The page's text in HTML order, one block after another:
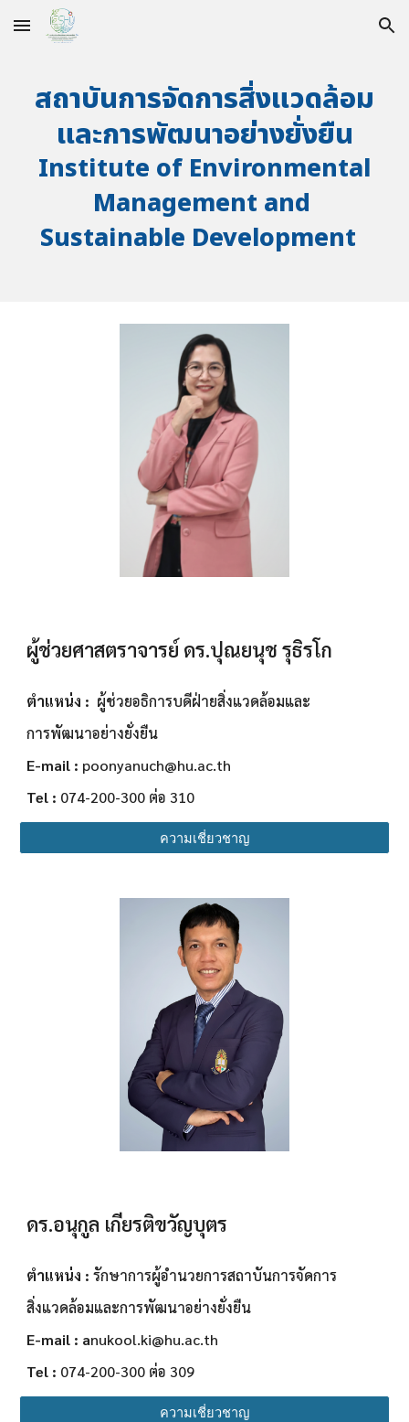
Skip to main content Skip to navigation
สถาบันการจัดการสิ่งแวดล้อม
และการพัฒนาอย่างยั่งยืน
Institute of Environmental
Management and
Sustainable Development
ผู้ช่วยศาสตราจารย์ ดร.ปุณยนุช รุธิรโก
ตำแหน่ง : ผู้ช่วยอธิการบดีฝ่ายสิ่งแวดล้อมและ
การพัฒนาอย่างยั่งยืน
E-mail : poonyanuch@hu.ac.th
Tel : 074-200-300 ต่อ 310
ความเชี่ยวชาญ
ดร.อนุกูล เกียรติขวัญบุตร
ตำแหน่ง : รักษาการผู้อำนวยการสถาบันการจัดการ
สิ่งแวดล้อมและการพัฒนาอย่างยั่งยืน
E-mail : anukool.ki@hu.ac.th
Tel : 074-200-300 ต่อ 309
ความเชี่ยวชาญ